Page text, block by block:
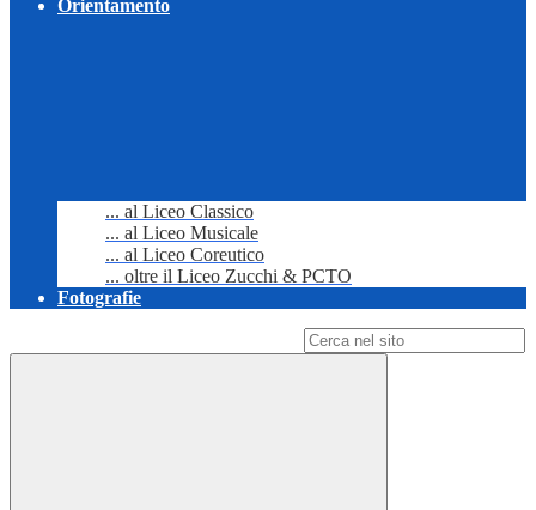
Orientamento
... al Liceo Classico
... al Liceo Musicale
... al Liceo Coreutico
... oltre il Liceo Zucchi & PCTO
Fotografie